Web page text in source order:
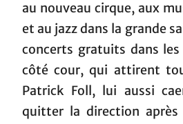
au nouveau cirque, aux
et au jazz dans la grande
concerts gratuits dans
côté cour, qui attirent
Patrick Foll, lui aussi
quitter la direction